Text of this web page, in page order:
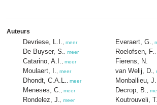
Auteurs
Devriese, L.I. meer
De Buyser, S. meer
Catarino, A.I. meer
Moulaert, I. meer
Dhondt, C.A.L. meer
Meneses, C. meer
Rondelez, J. meer
Everaert, G.
Roelofsen, F.
Fierens, N.
van Welij, D.
Monballieu, J.
Decrop, B.
Koutrouveli, T.